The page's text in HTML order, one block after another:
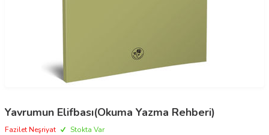
Yavrumun Elifbası(Okuma Yazma Rehberi)
Fazilet Neşriyat Stokta Var